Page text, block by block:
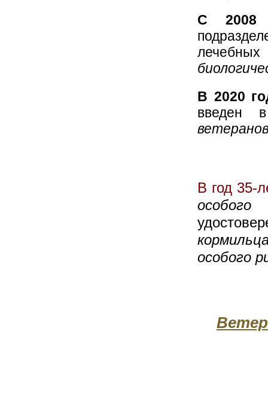
С 2008
В 2020
введен
В год 35-
особого